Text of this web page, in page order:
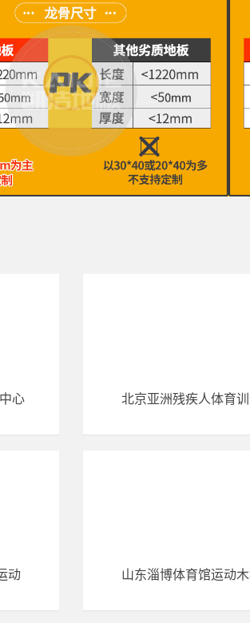
心 北京亚洲残疾人体育
动 山东淄博体育馆运动